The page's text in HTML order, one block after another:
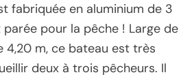
fabriquée en aluminium de 3
parée pour la pêche ! Large de
4,20 m, ce bateau est très
deux à trois pêcheurs. Il